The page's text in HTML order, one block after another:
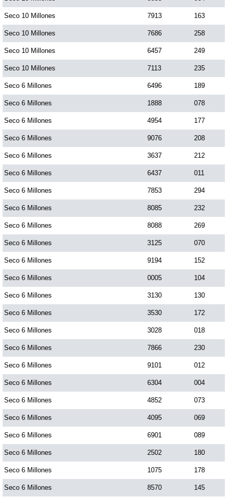
Seco 10 Millones 7913 163
Seco 10 Millones 7686 258
Seco 10 Millones 6457 249
Seco 10 Millones 7113 235
Seco 6 Millones 6496 189
Seco 6 Millones 1888 078
Seco 6 Millones 4954 177
Seco 6 Millones 9076 208
Seco 6 Millones 3637 212
Seco 6 Millones 6437 011
Seco 6 Millones 7853 294
Seco 6 Millones 8085 232
Seco 6 Millones 8088 269
Seco 6 Millones 3125 070
Seco 6 Millones 9194 152
Seco 6 Millones 0005 104
Seco 6 Millones 3130 130
Seco 6 Millones 3530 172
Seco 6 Millones 3028 018
Seco 6 Millones 7866 230
Seco 6 Millones 9101 012
Seco 6 Millones 6304 004
Seco 6 Millones 4852 073
Seco 6 Millones 4095 069
Seco 6 Millones 6901 089
Seco 6 Millones 2502 180
Seco 6 Millones 1075 178
Seco 6 Millones 8570 145